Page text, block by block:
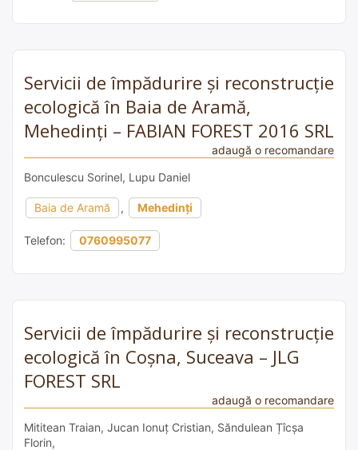
Servicii de împădurire și reconstrucție
ecologică în Baia de Aramă,
Mehedinți – FABIAN FOREST 2016 SRL
adaugă o recomandare
Bonculescu Sorinel, Lupu Daniel
Baia de Aramă , Mehedinți
Telefon: 0760995077
Servicii de împădurire și reconstrucție
ecologică în Coșna, Suceava – JLG
FOREST SRL
adaugă o recomandare
Mititean Traian, Jucan Ionuț Cristian, Săndulean Țîcșa
Florin,